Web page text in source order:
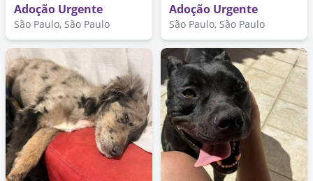
Adoção Urgente
São Paulo, São Paulo
Adoção Urgente
São Paulo, São Paulo